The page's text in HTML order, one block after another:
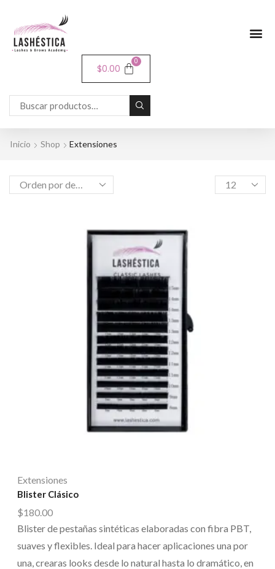
$0.00
0
Inicio Shop Extensiones
Extensiones
Blister Clásico
$180.00
Blister de pestañas sintéticas elaboradas con fibra PBT,
suaves y flexibles. Ideal para hacer aplicaciones una por
una, crearas looks desde lo natural hasta lo dramático, en